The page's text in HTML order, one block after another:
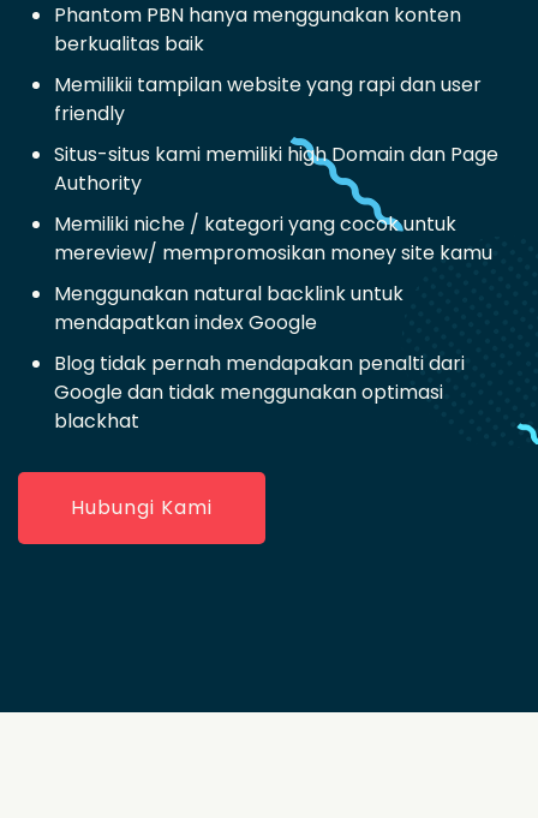
Phantom PBN hanya menggunakan konten
berkualitas baik
Memilikii tampilan website yang rapi dan user
friendly
Situs-situs kami memiliki high Domain dan Page
Authority
Memiliki niche / kategori yang cocok untuk
mereview/ mempromosikan money site kamu
Menggunakan natural backlink untuk
mendapatkan index Google
Blog tidak pernah mendapakan penalti dari
Google dan tidak menggunakan optimasi
blackhat
Hubungi Kami